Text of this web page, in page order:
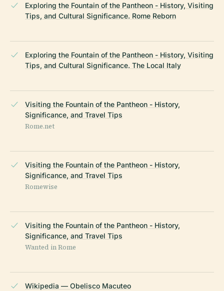
Exploring the Fountain of the Pantheon - History, Visiting
Tips, and Cultural Significance. Rome Reborn
Exploring the Fountain of the Pantheon - History, Visiting
Tips, and Cultural Significance. The Local Italy
Visiting the Fountain of the Pantheon - History,
Significance, and Travel Tips
Rome.net
Visiting the Fountain of the Pantheon - History,
Significance, and Travel Tips
Romewise
Visiting the Fountain of the Pantheon - History,
Significance, and Travel Tips
Wanted in Rome
Wikipedia — Obelisco Macuteo